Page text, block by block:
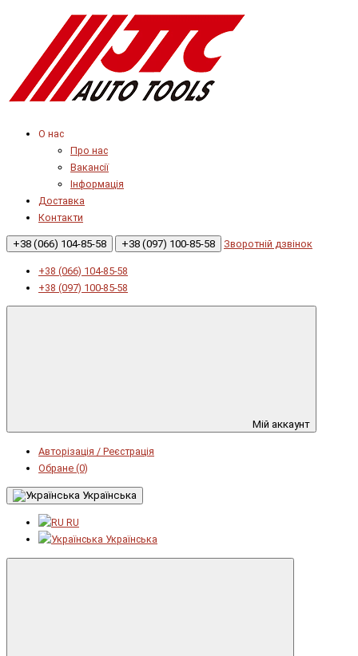
О нас
Про нас
Вакансії
Інформація
Доставка
Контакти
+38 (066) 104-85-58 +38 (097) 100-85-58 Зворотній дзвінок
+38 (066) 104-85-58
+38 (097) 100-85-58
Мій аккаунт
Авторізація / Реєстрація
Обране (0)
Українська
RU
Українська